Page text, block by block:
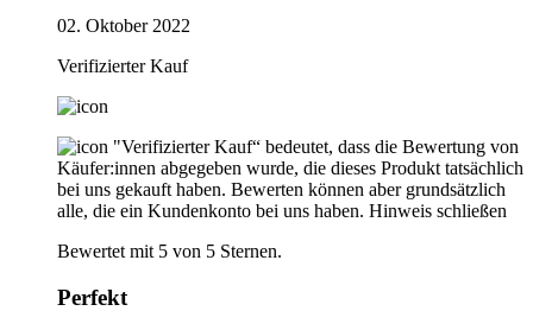
02. Oktober 2022
Verifizierter Kauf
"Verifizierter Kauf“ bedeutet, dass die Bewertung von
Käufer:innen abgegeben wurde, die dieses Produkt tatsächlich
bei uns gekauft haben. Bewerten können aber grundsätzlich
alle, die ein Kundenkonto bei uns haben. Hinweis schließen
Bewertet mit 5 von 5 Sternen.
Perfekt